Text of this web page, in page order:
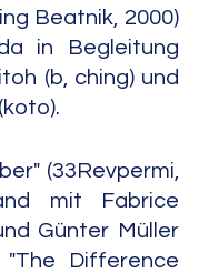
Beatnik, 2000)
in Begleitung
(b, ching) und
(33Revpermi,
mit Fabrice
Günter Müller
"The Difference